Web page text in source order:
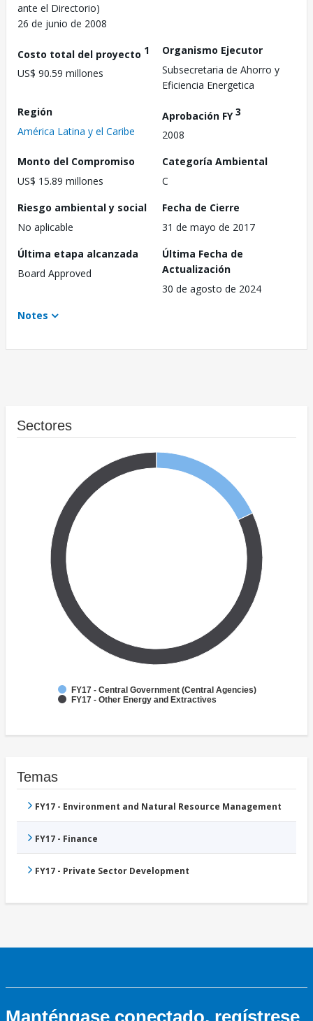
ante el Directorio)
26 de junio de 2008
Costo total del proyecto 1
US$ 90.59 millones
Organismo Ejecutor
Subsecretaria de Ahorro y
Eficiencia Energetica
Región
América Latina y el Caribe
Aprobación FY3
2008
Monto del Compromiso
US$ 15.89 millones
Categoría Ambiental
C
Riesgo ambiental y social
No aplicable
Fecha de Cierre
31 de mayo de 2017
Última etapa alcanzada
Board Approved
Última Fecha de
Actualización
30 de agosto de 2024
Notes
Sectores
FY17 - Central Government (Central Agencies)
FY17 - Other Energy and Extractives
Temas
FY17 - Environment and Natural Resource Management
FY17 - Finance
FY17 - Private Sector Development